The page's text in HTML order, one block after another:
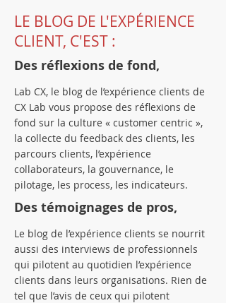
LE BLOG DE L'EXPÉRIENCE
CLIENT, C'EST :
Des réflexions de fond,
Lab CX, le blog de l’expérience clients de
CX Lab vous propose des réflexions de
fond sur la culture « customer centric »,
la collecte du feedback des clients, les
parcours clients, l’expérience
collaborateurs, la gouvernance, le
pilotage, les process, les indicateurs.
Des témoignages de pros,
Le blog de l’expérience clients se nourrit
aussi des interviews de professionnels
qui pilotent au quotidien l’expérience
clients dans leurs organisations. Rien de
tel que l’avis de ceux qui pilotent